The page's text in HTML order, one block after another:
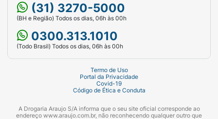
(31) 3270-5000
(BH e Região) Todos os dias, 06h às 00h
0300.313.1010
(Todo Brasil) Todos os dias, 06h às 00h
Termo de Uso
Portal da Privacidade
Covid-19
Código de Ética e Conduta
A Drogaria Araujo S/A informa que o seu site oficial corresponde ao
endereço www.araujo.com.br, não reconhecendo qualquer outro que